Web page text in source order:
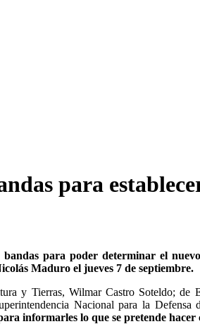
para
para poder determinar el
Maduro el jueves 7 de septiembre.
y Tierras, Wilmar Castro Soteldo;
Nacional para la
informarles lo que se pretende hacer